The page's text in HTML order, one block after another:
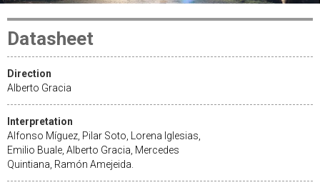
Datasheet
Direction
Alberto Gracia
Interpretation
Alfonso Míguez, Pilar Soto, Lorena Iglesias,
Emilio Buale, Alberto Gracia, Mercedes
Quintiana, Ramón Amejeida.